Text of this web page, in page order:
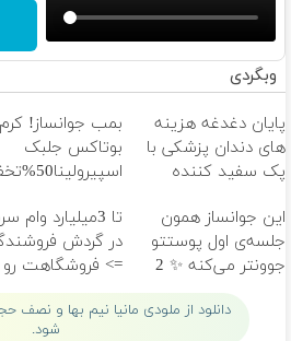
وبگردی
پایان دغدغه هزینه
های دندان پزشکی با
پک سفید کننده
بمب جوانساز! کرم
بوتاکس جلبک
اسپیرولینا50%تخفیف
این جوانساز همون
جلسه‌ی اول پوستتو
جوونتر می‌کنه ✨ 2
تا 3میلیارد وام
در گردش
=> فروشگاهت رو
ثبت کن
دانلود از ملودی مانیا نیم بها و نصف
شود.